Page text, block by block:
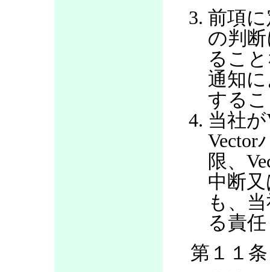
前項
の判
るこ
通知
する
当社
Vector
限、
中断
も、
る責
第１１